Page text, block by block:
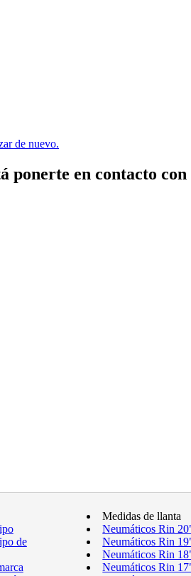
de nuevo.
ponerte en contacto
de
Medidas de llanta
Neumáticos Rin
Neumáticos Rin
Neumáticos Rin
Neumáticos Rin